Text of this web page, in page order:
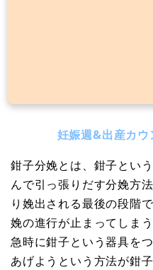
妊娠週&出産カ
鉗子分娩とは、鉗子とい
んで引っ張りだす分娩方
り娩出される最後の段階
娩の進行が止まってしま
急時に鉗子という器具を
あげようという方法が鉗子